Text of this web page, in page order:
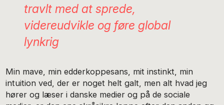
travlt med at sprede,
videreudvikle og føre global
lynkrig
Min mave, min edderkoppesans, mit instinkt, min
intuition ved, der er noget helt galt, men alt hvad jeg
hører og læser i danske medier og på de sociale